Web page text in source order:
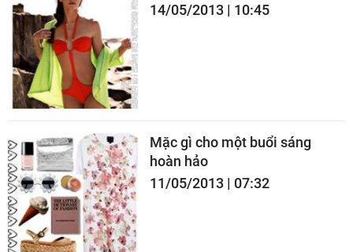
14/05/2013 | 10:45
Mặc gì cho một buổi sáng
hoàn hảo
11/05/2013 | 07:32